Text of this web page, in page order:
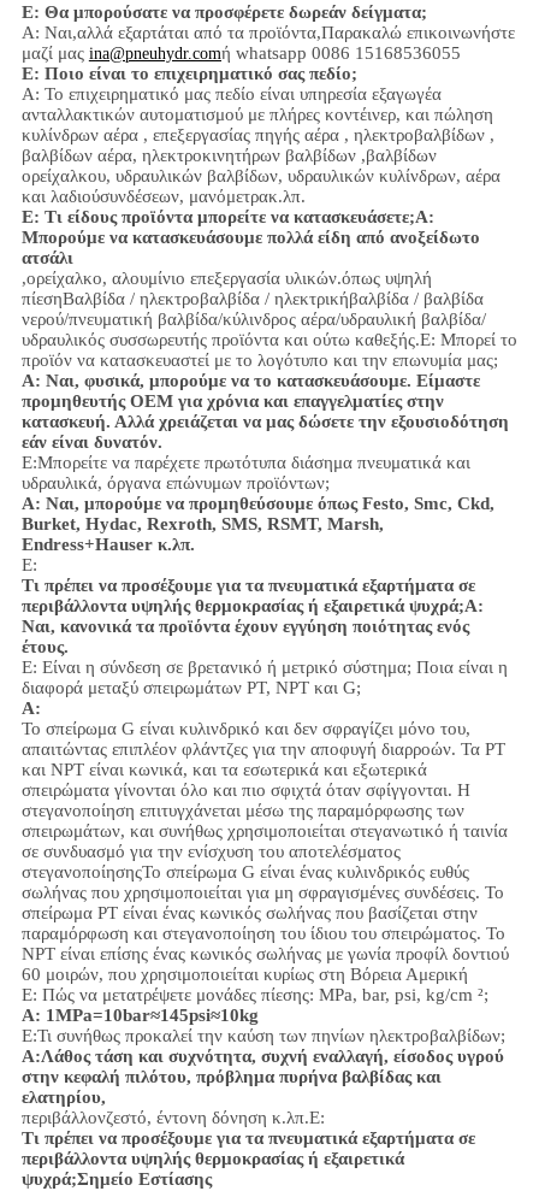
Ε: Θα μπορούσατε να προσφέρετε δωρεάν δείγματα;
Α: Ναι,αλλά εξαρτάται από τα προϊόντα,Παρακαλώ επικοινωνήστε
μαζί μας ina@pneuhydr.comή whatsapp 0086 15168536055
Ε: Ποιο είναι το επιχειρηματικό σας πεδίο;
Α: Το επιχειρηματικό μας πεδίο είναι υπηρεσία εξαγωγέα
ανταλλακτικών αυτοματισμού με πλήρες κοντέινερ, και πώληση
κυλίνδρων αέρα , επεξεργασίας πηγής αέρα , ηλεκτροβαλβίδων ,
βαλβίδων αέρα, ηλεκτροκινητήρων βαλβίδων ,βαλβίδων
ορείχαλκου, υδραυλικών βαλβίδων, υδραυλικών κυλίνδρων, αέρα
και λαδιούσυνδέσεων, μανόμετρακ.λπ.
Ε: Τι είδους προϊόντα μπορείτε να κατασκευάσετε;Α:
Μπορούμε να κατασκευάσουμε πολλά είδη από ανοξείδωτο
ατσάλι
,ορείχαλκο, αλουμίνιο επεξεργασία υλικών.όπως υψηλή
πίεσηΒαλβίδα / ηλεκτροβαλβίδα / ηλεκτρικήβαλβίδα / βαλβίδα
νερού/πνευματική βαλβίδα/κύλινδρος αέρα/υδραυλική βαλβίδα/
υδραυλικός συσσωρευτής προϊόντα και ούτω καθεξής.Ε: Μπορεί το
προϊόν να κατασκευαστεί με το λογότυπο και την επωνυμία μας;
Α: Ναι, φυσικά, μπορούμε να το κατασκευάσουμε. Είμαστε
προμηθευτής OEM για χρόνια και επαγγελματίες στην
κατασκευή. Αλλά χρειάζεται να μας δώσετε την εξουσιοδότηση
εάν είναι δυνατόν.
Ε:Μπορείτε να παρέχετε πρωτότυπα διάσημα πνευματικά και
υδραυλικά, όργανα επώνυμων προϊόντων;
Α: Ναι, μπορούμε να προμηθεύσουμε όπως Festo, Smc, Ckd,
Burket, Hydac, Rexroth, SMS, RSMT, Marsh,
Endress+Hauser κ.λπ.
Ε:
Τι πρέπει να προσέξουμε για τα πνευματικά εξαρτήματα σε
περιβάλλοντα υψηλής θερμοκρασίας ή εξαιρετικά ψυχρά;Α:
Ναι, κανονικά τα προϊόντα έχουν εγγύηση ποιότητας ενός
έτους.
Ε: Είναι η σύνδεση σε βρετανικό ή μετρικό σύστημα; Ποια είναι η
διαφορά μεταξύ σπειρωμάτων PT, NPT και G;
Α:
Το σπείρωμα G είναι κυλινδρικό και δεν σφραγίζει μόνο του,
απαιτώντας επιπλέον φλάντζες για την αποφυγή διαρροών. Τα PT
και NPT είναι κωνικά, και τα εσωτερικά και εξωτερικά
σπειρώματα γίνονται όλο και πιο σφιχτά όταν σφίγγονται. Η
στεγανοποίηση επιτυγχάνεται μέσω της παραμόρφωσης των
σπειρωμάτων, και συνήθως χρησιμοποιείται στεγανωτικό ή ταινία
σε συνδυασμό για την ενίσχυση του αποτελέσματος
στεγανοποίησηςΤο σπείρωμα G είναι ένας κυλινδρικός ευθύς
σωλήνας που χρησιμοποιείται για μη σφραγισμένες συνδέσεις. Το
σπείρωμα PT είναι ένας κωνικός σωλήνας που βασίζεται στην
παραμόρφωση και στεγανοποίηση του ίδιου του σπειρώματος. Το
NPT είναι επίσης ένας κωνικός σωλήνας με γωνία προφίλ δοντιού
60 μοιρών, που χρησιμοποιείται κυρίως στη Βόρεια Αμερική
Ε: Πώς να μετατρέψετε μονάδες πίεσης: MPa, bar, psi, kg/cm ²;
Α: 1MPa=10bar≈145psi≈10kg
Ε:Τι συνήθως προκαλεί την καύση των πηνίων ηλεκτροβαλβίδων;
Α:Λάθος τάση και συχνότητα, συχνή εναλλαγή, είσοδος υγρού
στην κεφαλή πιλότου, πρόβλημα πυρήνα βαλβίδας και
ελατηρίου,
περιβάλλονζεστό, έντονη δόνηση κ.λπ.Ε:
Τι πρέπει να προσέξουμε για τα πνευματικά εξαρτήματα σε
περιβάλλοντα υψηλής θερμοκρασίας ή εξαιρετικά
ψυχρά;Σημείο Εστίασης